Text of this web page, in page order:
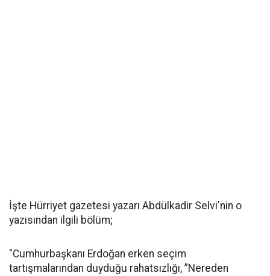
İşte Hürriyet gazetesi yazarı Abdülkadir Selvi'nin o
yazısından ilgili bölüm;
"Cumhurbaşkanı Erdoğan erken seçim
tartışmalarından duyduğu rahatsızlığı, ”Nereden